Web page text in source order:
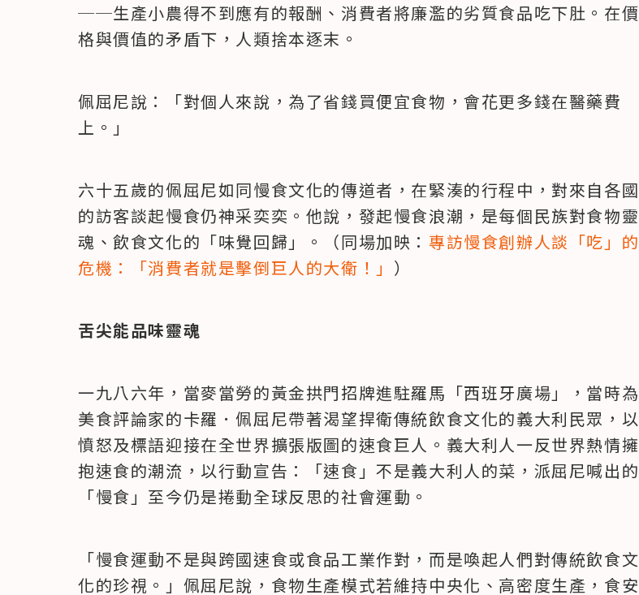
──生產小農得不到應有的報酬、消費者將廉濫的劣質食品吃下肚。在價
格與價值的矛盾下，人類捨本逐末。
佩屈尼說：「對個人來說，為了省錢買便宜食物，會花更多錢在醫藥費
上。」
六十五歲的佩屈尼如同慢食文化的傳道者，在緊湊的行程中，對來自各國
的訪客談起慢食仍神采奕奕。他說，發起慢食浪潮，是每個民族對食物靈
魂、飲食文化的「味覺回歸」。（同場加映：專訪慢食創辦人談「吃」的
危機：「消費者就是擊倒巨人的大衛！」 ）
舌尖能品味靈魂
一九八六年，當麥當勞的黃金拱門招牌進駐羅馬「西班牙廣場」，當時為
美食評論家的卡羅．佩屈尼帶著渴望捍衛傳統飲食文化的義大利民眾，以
憤怒及標語迎接在全世界擴張版圖的速食巨人。義大利人一反世界熱情擁
抱速食的潮流，以行動宣告：「速食」不是義大利人的菜，派屈尼喊出的
「慢食」至今仍是捲動全球反思的社會運動。
「慢食運動不是與跨國速食或食品工業作對，而是喚起人們對傳統飲食文
化的珍視。」佩屈尼說，食物生產模式若維持中央化、高密度生產，食安